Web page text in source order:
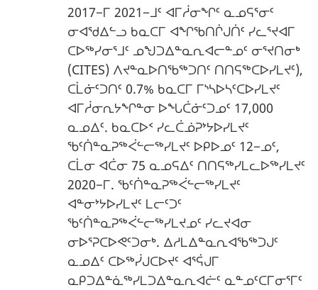
2017−ᒥ 2021−ᒧᑦ ᐊᒥᓲᓂᖏᑦ ᓇᓄᕋᕐᓂᑦ
ᓂᐊᖁᐃᓪᓗ ᑲᓇᑕᒥ ᐊᖏᖃᑎᒌᒍᑏᑦ ᓯᓚᕐᔪᐊᒥ
ᑕᐅᖅᓯᓂᕐᒧᑦ ᓄᖑᑐᐃᓐᓇᕆᐊᓕᓐᓄᑦ ᓂᕐᔪᑎᓂᒃ
(CITES) ᐱᔪᓐᓇᐅᑎᖃᖅᑐᑎᑦ ᑎᑎᕋᖅᑕᐅᓯᒪᔪᑦ),
ᑕᒫᓃᑦᑐᑎᑦ 0.7% ᑲᓇᑕᒥ ᒥᔅᓴᐅᓴᑦᑕᐅᓯᒪᔪᑦ
ᐊᒥᓲᓂᕆᔭᖏᓐᓂ ᐅᖓᑖᓃᑦᑐᓄᑦ 17,000
ᓇᓄᐃᑦ. ᑲᓇᑕᐅᑉ ᓯᓚᑖᓅᕈᔾᔭᐅᓯᒪᔪᑦ
ᖃᑦᑏᓐᓇᕈᖅᐹᓪᓕᖅᓯᒪᔪᑦ ᐅᑭᐅᓄᑦ 12−ᓄᑦ,
ᑕᒫᓂ ᐊᑖᓂ 75 ᓇᓄᕋᐃᑦ ᑎᑎᕋᖅᓯᒪᓚᐅᖅᓯᒪᔪᑦ
2020−ᒥ. ᖃᑦᑏᓐᓇᕈᖅᐹᓪᓕᖅᓯᒪᔪᑦ
ᐊᓐᓂᔾᔭᐅᓯᒪᔪᑦ ᒪᓕᑦᑐᑦ
ᖃᑦᑏᓐᓇᕈᖅᐹᓪᓕᖅᓯᒪᔪᓄᑦ ᓯᓚᔪᐊᓂ
ᓂᐅᕐᕈᑕᐅᕙᑦᑐᓂᒃ. ᐃᓱᒪᐃᓐᓇᕆᐊᖃᖅᑐᒍᑦ
ᓇᓄᐃᑦ ᑕᐅᖅᓰᒍᑕᐅᔪᑦ ᐊᕐᕌᒍᒥ
ᓇᑭᑐᐃᓐᓈᖅᓯᒪᑐᐃᓐᓇᕆᐊᓖᑦ ᓇᓐᓄᑦᑕᒥᓂᕐᒥᑦ